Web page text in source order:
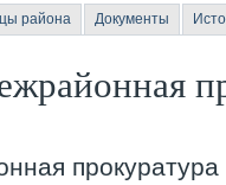
района Документы